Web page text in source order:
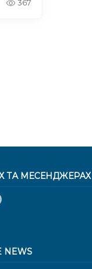
367
ТА МЕСЕНДЖЕРАХ
NEWS